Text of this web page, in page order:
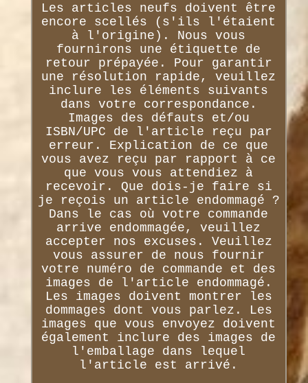
Les articles neufs doivent être
encore scellés (s'ils l'étaient
à l'origine). Nous vous
fournirons une étiquette de
retour prépayée. Pour garantir
une résolution rapide, veuillez
inclure les éléments suivants
dans votre correspondance.
Images des défauts et/ou
ISBN/UPC de l'article reçu par
erreur. Explication de ce que
vous avez reçu par rapport à ce
que vous vous attendiez à
recevoir. Que dois-je faire si
je reçois un article endommagé ?
Dans le cas où votre commande
arrive endommagée, veuillez
accepter nos excuses. Veuillez
vous assurer de nous fournir
votre numéro de commande et des
images de l'article endommagé.
Les images doivent montrer les
dommages dont vous parlez. Les
images que vous envoyez doivent
également inclure des images de
l'emballage dans lequel
l'article est arrivé.